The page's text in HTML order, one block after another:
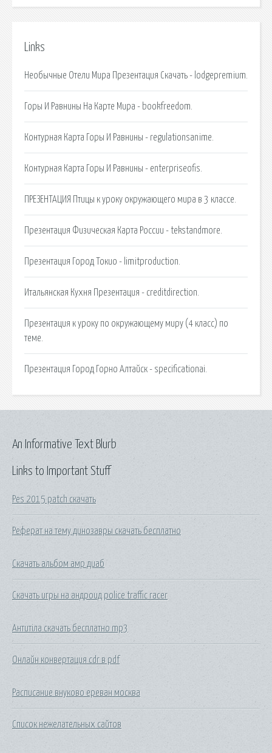
Links
Необычные Отели Мира Презентация Скачать - lodgepremium.
Горы И Равнины На Карте Мира - bookfreedom.
Контурная Карта Горы И Равнины - regulationsanime.
Контурная Карта Горы И Равнины - enterpriseofis.
ПРЕЗЕНТАЦИЯ Птицы к уроку окружающего мира в 3 классе.
Презентация Физическая Карта России - tekstandmore.
Презентация Город Токио - limitproduction.
Итальянская Кухня Презентация - creditdirection.
Презентация к уроку по окружающему миру (4 класс) по
теме.
Презентация Город Горно Алтайск - specificationai.
Links to Important Stuff
Pes 2015 patch скачать
Реферат на тему динозавры скачать бесплатно
Скачать альбом амр диаб
Скачать игры на андроид police traffic racer
Антитіла скачать бесплатно mp3
Онлайн конвертация cdr в pdf
Расписание внуково ереван москва
Список нежелательных сайтов
An Informative Text Blurb